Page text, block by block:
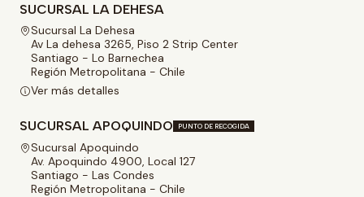
SUCURSAL LA DEHESA
Sucursal La Dehesa
Av La dehesa 3265, Piso 2 Strip Center
Santiago - Lo Barnechea
Región Metropolitana - Chile
Ver más detalles
SUCURSAL APOQUINDO PUNTO DE RECOGIDA
Sucursal Apoquindo
Av. Apoquindo 4900, Local 127
Santiago - Las Condes
Región Metropolitana - Chile